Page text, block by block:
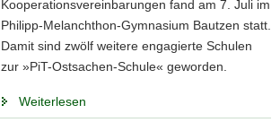
Kooperationsvereinbarungen fand am 7. Juli im
Philipp-Melanchthon-Gymnasium Bautzen statt.
Damit sind zwölf weitere engagierte Schulen
zur »PiT-Ostsachen-Schule« geworden.
Weiterlesen